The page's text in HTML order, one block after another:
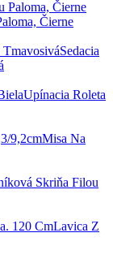
Čierne
Sedacia
Upínacia Roleta
Misa Na
Skriňa Filou
Lavica Z